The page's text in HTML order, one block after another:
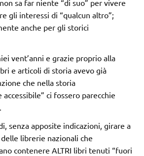
sa far niente “di suo” per vivere
gli interessi di “qualcun altro”;
anche per gli storici
vent’anni e grazie proprio alla
e articoli di storia avevo già
che nella storia
ci fossero parecchie
senza apposite indicazioni, girare a
librerie nazionali che
contenere ALTRI libri tenuti “fuori